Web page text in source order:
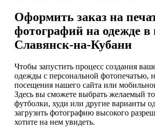
Оформить заказ на
фотографий на одежде в
Славянск-на-Кубани
Чтобы запустить процесс создания
одежды с персональной фотопечатью,
посещения нашего сайта или
Здесь вы сможете выбрать желаемый
футболки, худи или другие варианты
загрузить фотографию высокого
хотите на нем увидеть.